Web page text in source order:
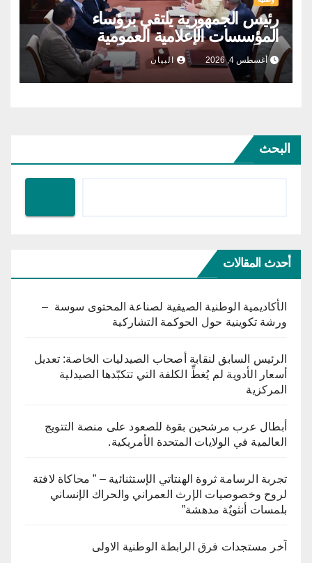
رئيس الجمهورية يلتقي برؤساء
المؤسسات الإعلامية العمومية
أغسطس 4, 2026 البيان
البحث
أحدث المقالات
الأكاديمية الوطنية الصيفية لصناعة المحتوى سوسة –
ورشة تكوينية حول الحوكمة التشاركية
الرئيس السابق لنقابة أصحاب الصيدليات الخاصة: تعديل
أسعار الأدوية لم يُغطِّ الكلفة التي تتكبّدها الصيدلية
المركزية
أبطال عرب مرشحين بقوة للصعود على منصة التتويج
العالمية في الولايات المتحدة الأمريكية.
تجربة الرسامة ثروة الهنتاتي الإستثنائية – ” محاكاة لافتة
لروح وخصوصيات الإرث العمراني والحراك الإنساني
بلمسات أنثويٌة مدهشة”
آخر مستجدات فرق الرابطة الوطنية الاولى